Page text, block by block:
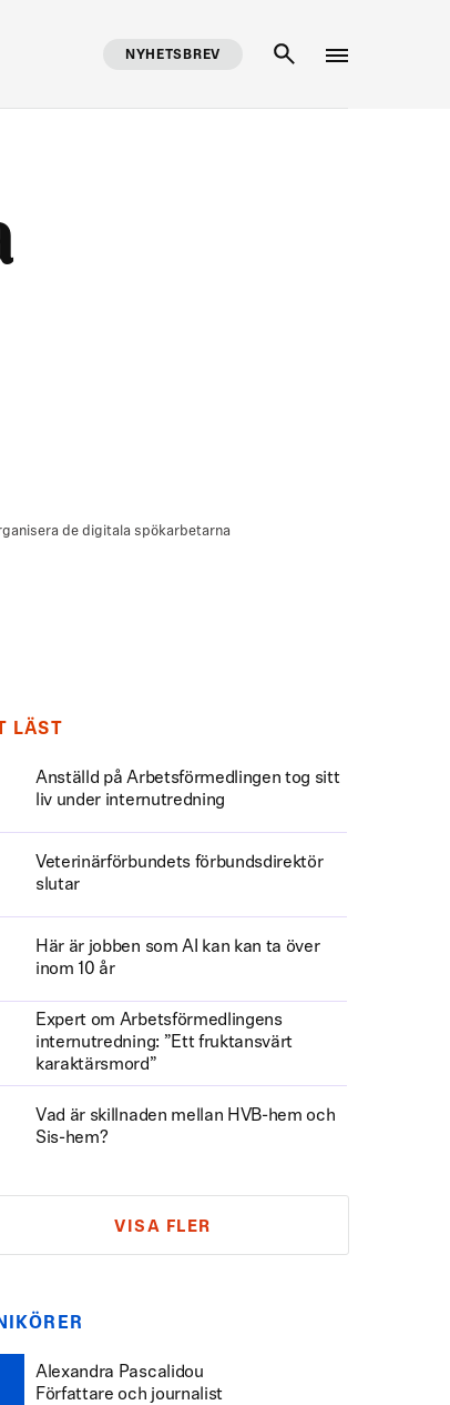
NYHETSBREV
LÄST
Anställd på Arbetsförmedlingen tog sitt
liv under internutredning
Veterinärförbundets förbundsdirektör
slutar
Här är jobben som AI kan kan ta över
inom 10 år
Expert om Arbetsförmedlingens
internutredning: ”Ett fruktansvärt
karaktärsmord”
Vad är skillnaden mellan HVB-hem och
Sis-hem?
VISA FLER
Alexandra Pascalidou
Författare och journalist